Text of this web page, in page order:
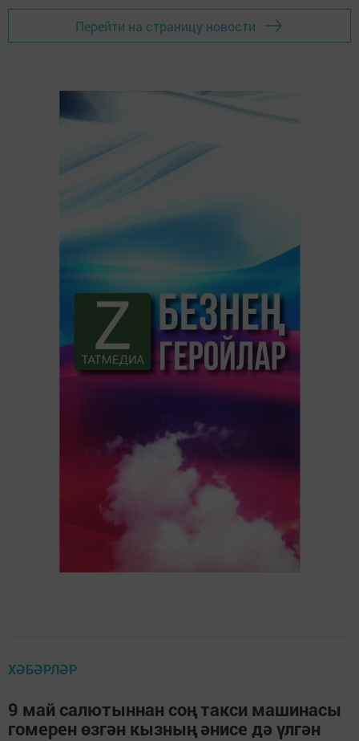
Перейти на страницу новости
ХӘБӘРЛӘР
9 май салютыннан соң такси машинасы
гомерен өзгән кызның әнисе дә үлгән